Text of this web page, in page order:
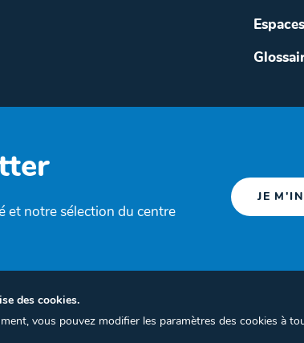
et notre sélection du centre
JE
des cookies.
vous pouvez modifier les paramètres des cookies à